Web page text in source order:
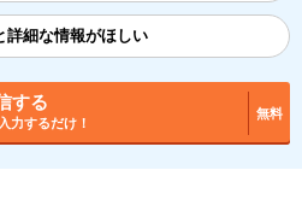
詳細な情報がほしい
する
力するだけ！
無料